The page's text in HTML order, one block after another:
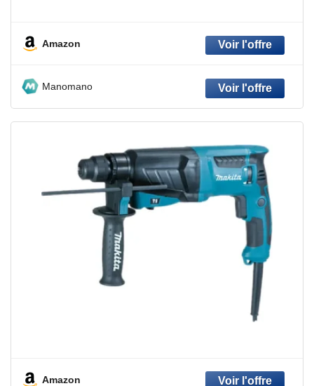
Amazon
Manomano
Amazon